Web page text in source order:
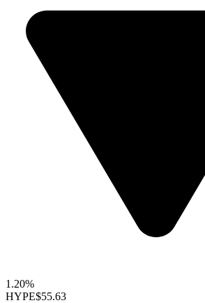
1.20%
HYPE$55.63